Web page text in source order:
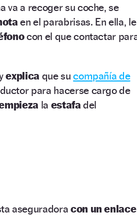
va a recoger su coche, se
en el parabrisas. En ella, le
con el que contactar
explica que sucompañía de
para hacerse cargo de
la estafadel
aseguradoracon un enlace